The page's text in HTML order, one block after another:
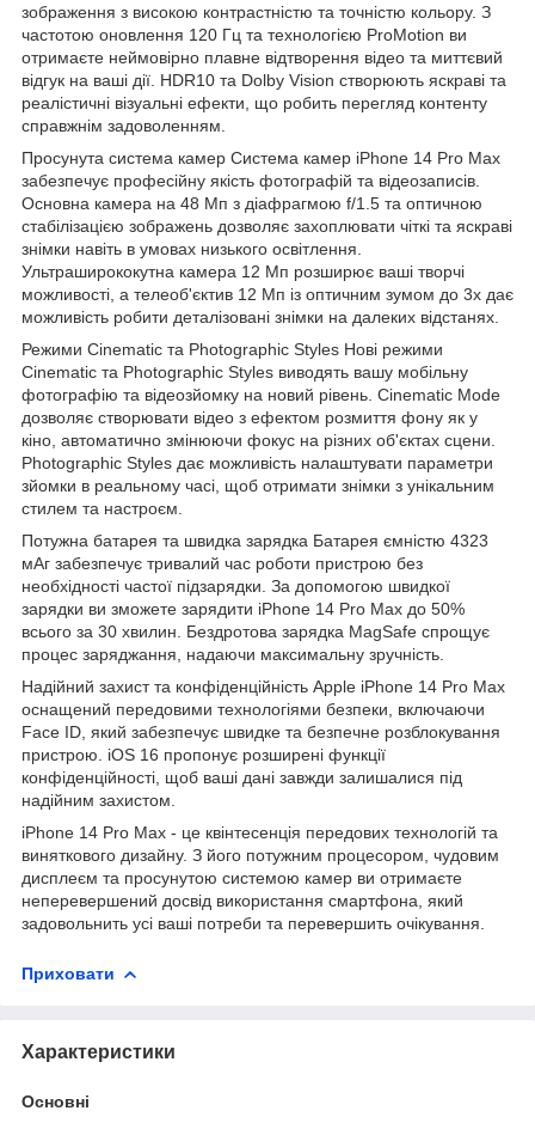
зображення з високою контрастністю та точністю кольору. З
частотою оновлення 120 Гц та технологією ProMotion ви
отримаєте неймовірно плавне відтворення відео та миттєвий
відгук на ваші дії. HDR10 та Dolby Vision створюють яскраві та
реалістичні візуальні ефекти, що робить перегляд контенту
справжнім задоволенням.
Просунута система камер Система камер iPhone 14 Pro Max
забезпечує професійну якість фотографій та відеозаписів.
Основна камера на 48 Мп з діафрагмою f/1.5 та оптичною
стабілізацією зображень дозволяє захоплювати чіткі та яскраві
знімки навіть в умовах низького освітлення.
Ультраширококутна камера 12 Мп розширює ваші творчі
можливості, а телеоб'єктив 12 Мп із оптичним зумом до 3x дає
можливість робити деталізовані знімки на далеких відстанях.
Режими Cinematic та Photographic Styles Нові режими
Cinematic та Photographic Styles виводять вашу мобільну
фотографію та відеозйомку на новий рівень. Cinematic Mode
дозволяє створювати відео з ефектом розмиття фону як у
кіно, автоматично змінюючи фокус на різних об'єктах сцени.
Photographic Styles дає можливість налаштувати параметри
зйомки в реальному часі, щоб отримати знімки з унікальним
стилем та настроєм.
Потужна батарея та швидка зарядка Батарея ємністю 4323
мАг забезпечує тривалий час роботи пристрою без
необхідності частої підзарядки. За допомогою швидкої
зарядки ви зможете зарядити iPhone 14 Pro Max до 50%
всього за 30 хвилин. Бездротова зарядка MagSafe спрощує
процес заряджання, надаючи максимальну зручність.
Надійний захист та конфіденційність Apple iPhone 14 Pro Max
оснащений передовими технологіями безпеки, включаючи
Face ID, який забезпечує швидке та безпечне розблокування
пристрою. iOS 16 пропонує розширені функції
конфіденційності, щоб ваші дані завжди залишалися під
надійним захистом.
iPhone 14 Pro Max - це квінтесенція передових технологій та
виняткового дизайну. З його потужним процесором, чудовим
дисплеєм та просунутою системою камер ви отримаєте
неперевершений досвід використання смартфона, який
задовольнить усі ваші потреби та перевершить очікування.
Приховати
Характеристики
Основні